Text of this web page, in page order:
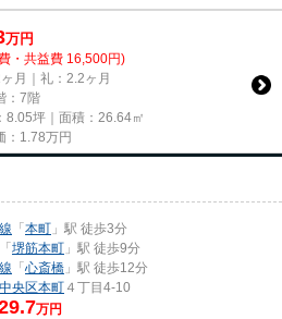
万円
・共益費 16,500円)
月｜礼：2.2ヶ月
：7階
8.05坪｜面積：26.64㎡
： 1.78万円
「本町 」駅 徒歩3分
「堺筋本町 」駅 徒歩9分
「心斎橋 」駅 徒歩12分
央区本町 ４丁目4-10
万円